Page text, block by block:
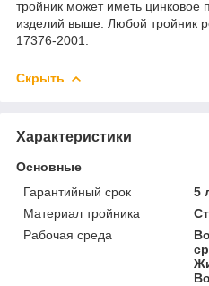
тройник может иметь цинковое
изделий выше. Любой тройник
17376-2001.
Скрыть
Характеристики
Основные
Гарантийный срок
5
Материал тройника
Рабочая среда